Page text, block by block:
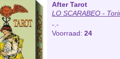
After Tarot
LO SCARABEO -
-.-
Voorraad: 24